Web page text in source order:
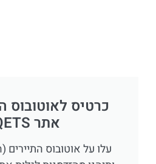
כרטיס לאוטובוס
אתר TIQETS
עלו על אוטובוס התיירים